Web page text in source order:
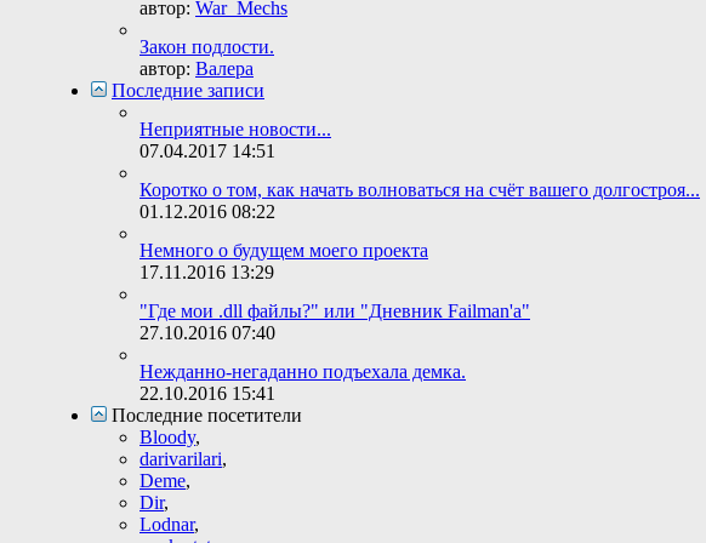
автор: War_Mechs
Закон подлости.
автор: Валера
Последние записи
Неприятные новости...
07.04.2017 14:51
Коротко о том, как начать волноваться на счёт вашего долгостроя...
01.12.2016 08:22
Немного о будущем моего проекта
17.11.2016 13:29
"Где мои .dll файлы?" или "Дневник Failman'а"
27.10.2016 07:40
Нежданно-негаданно подъехала демка.
22.10.2016 15:41
Последние посетители
Bloody,
darivarilari,
Deme,
Dir,
Lodnar,